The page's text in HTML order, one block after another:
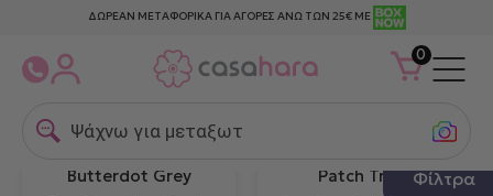
ΔΩΡΕΑΝ ΜΕΤΑΦΟΡΙΚΑ ΓΙΑ ΑΓΟΡΕΣ ΑΝΩ ΤΩΝ 25€ ΜΕ
0
Ψάχνω για μεταξωτε
Down Town Πάντα
Butterdot Grey
Down Town Πάντα
Patch TrainΦίλτρα